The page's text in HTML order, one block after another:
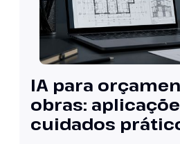
IA para
obras:
cuidados